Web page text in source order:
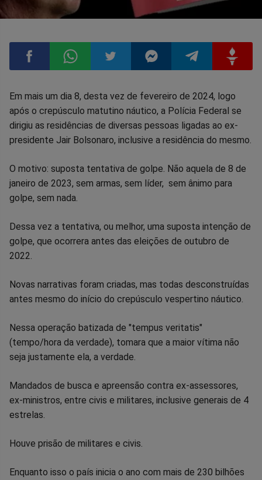
Compartilhar
no
Compartilhar
no
Compartilhar
no
Compartilhar
no
Compartilhar
no
no
Em mais um dia 8, desta vez de fevereiro de 2024, logo
após o crepúsculo matutino náutico, a Polícia Federal se
dirigiu as residências de diversas pessoas ligadas ao ex-
presidente Jair Bolsonaro, inclusive a residência do mesmo.
O motivo: suposta tentativa de golpe. Não aquela de 8 de
janeiro de 2023, sem armas, sem líder, sem ânimo para
golpe, sem nada.
Dessa vez a tentativa, ou melhor, uma suposta intenção de
golpe, que ocorrera antes das eleições de outubro de
2022.
Novas narrativas foram criadas, mas todas desconstruídas
antes mesmo do início do crepúsculo vespertino náutico.
Nessa operação batizada de "tempus veritatis"
(tempo/hora da verdade), tomara que a maior vítima não
seja justamente ela, a verdade.
Mandados de busca e apreensão contra ex-assessores,
ex-ministros, entre civis e militares, inclusive generais de 4
estrelas.
Houve prisão de militares e civis.
Enquanto isso o país inicia o ano com mais de 230 bilhões